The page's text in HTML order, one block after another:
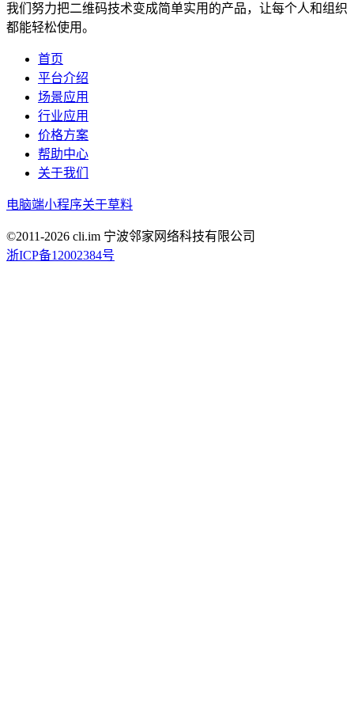
我们努力把二维码技术变成简单实用的产品，让每个人和组织
都能轻松使用。
首页
平台介绍
场景应用
行业应用
价格方案
帮助中心
关于我们
电脑端小程序关于草料
©2011-2026 cli.im 宁波邻家网络科技有限公司
浙ICP备12002384号